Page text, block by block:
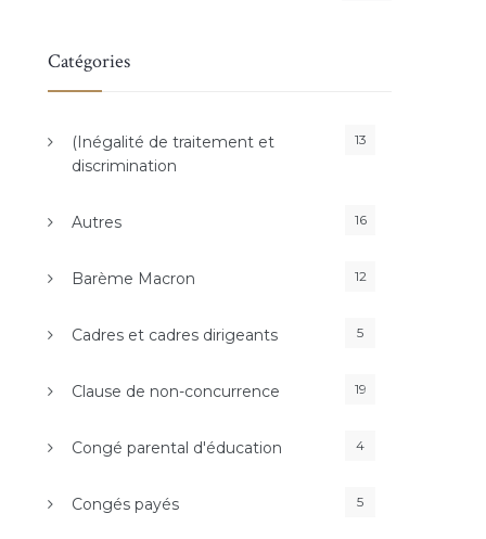
Catégories
(Inégalité de traitement et
discrimination
13
Autres 16
Barème Macron 12
Cadres et cadres dirigeants 5
Clause de non-concurrence 19
Congé parental d'éducation 4
Congés payés 5